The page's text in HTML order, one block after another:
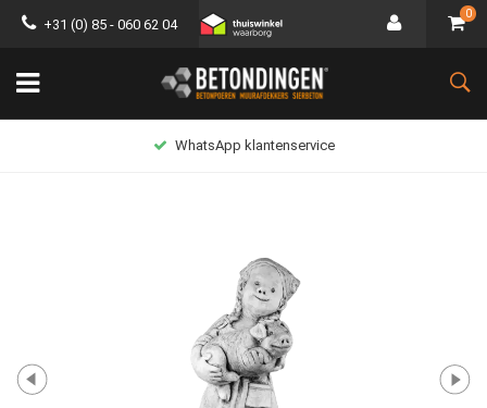
+31 (0) 85 - 060 62 04
0
WhatsApp klantenservice